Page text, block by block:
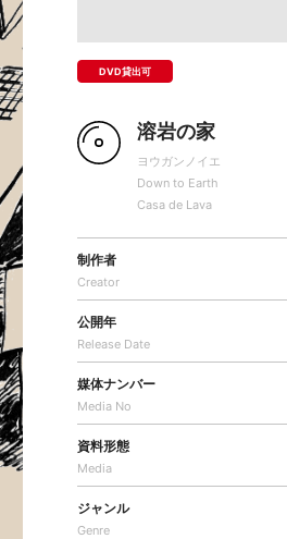
DVD貸出可
溶岩の家
ヨウガンノイエ
Down to Earth
Casa de Lava
制作者
Creator
公開年
Release Date
媒体ナンバー
Media No
資料形態
Media
ジャンル
Genre